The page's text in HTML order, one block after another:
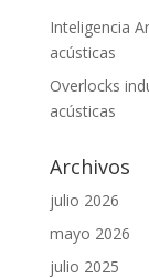
Inteligencia
acústicas
Overlocks
acústicas
Archivos
julio 2026
mayo 2026
julio 2025